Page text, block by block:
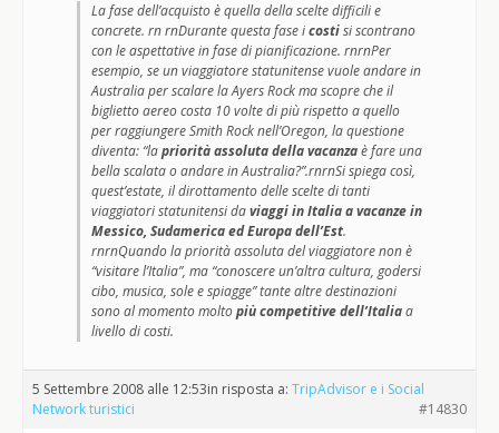
La fase dell’acquisto è quella della scelte difficili e
concrete. rn rnDurante questa fase icostisi scontrano
con le aspettative in fase di pianificazione. rnrnPer
esempio, se un viaggiatore statunitense vuole andare in
Australia per scalare la Ayers Rock ma scopre che il
biglietto aereo costa 10 volte di più rispetto a quello
per raggiungere Smith Rock nell’Oregon, la questione
diventa: “lapriorità assoluta della vacanzaè fare una
bella scalata o andare in Australia?”.rnrnSi spiega così,
quest’estate, il dirottamento delle scelte di tanti
viaggiatori statunitensi daviaggi in Italia a vacanze in
Messico, Sudamerica ed Europa dell’Est.
rnrnQuando la priorità assoluta del viaggiatore non è
“visitare l’Italia”, ma “conoscere un’altra cultura, godersi
cibo, musica, sole e spiagge” tante altre destinazioni
sono al momento moltopiù competitive dell’Italiaa
livello di costi.
5 Settembre 2008 alle 12:53in risposta a: TripAdvisor e i Social
Network turistici
#14830